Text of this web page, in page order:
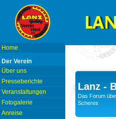
Home
Der Verein
Über uns
Presseberichte
Veranstaltungen
Fotogalerie
Anreise
Lanz -
Das Forum
Scheres